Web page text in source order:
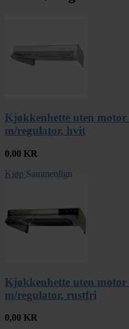
Kjøkkenhette uten
m/regulator, hvit
0,00 KR
Kjøp Sammenlign
Kjøkkenhette uten
m/regulator, rustfri
0,00 KR